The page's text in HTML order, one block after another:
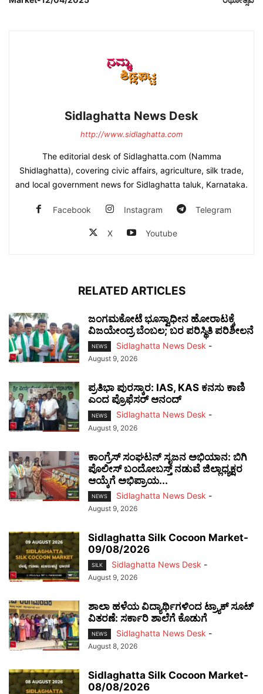
Sidlaghatta News Desk
http://www.sidlaghatta.com
The editorial desk of Sidlaghatta.com (Namma
Shidlaghatta), covering civic affairs, agriculture, silk trade,
and local government news for Sidlaghatta taluk, Karnataka.
Facebook Instagram Telegram
X Youtube
RELATED ARTICLES
ಜಂಗಮಕೋಟೆ ಭೂಸ್ವಾಧೀನ ಹೋರಾಟಕ್ಕೆ
ವಿಜಯೇಂದ್ರ ಬೆಂಬಲ; ಬರ ಪರಿಸ್ಥಿತಿ ಪರಿಶೀಲನೆ
NEWS Sidlaghatta News Desk -
August 9, 2026
ಪ್ರತಿಭಾ ಪುರಸ್ಕಾರ: IAS, KAS ಕನಸು ಕಾಣಿ
ಎಂದ ಪ್ರೊಫೆಸರ್ ಆನಂದ್
NEWS Sidlaghatta News Desk -
August 9, 2026
ಕಾಂಗ್ರೆಸ್ ಸಂಘಟನ್ ಸೃಜನ ಅಭಿಯಾನ: ಬಿಗಿ
ಪೊಲೀಸ್ ಬಂದೋಬಸ್ತ್ ನಡುವೆ ಜಿಲ್ಲಾಧ್ಯಕ್ಷರ
ಆಯ್ಕೆಗೆ ಅಭಿಪ್ರಾಯ...
NEWS Sidlaghatta News Desk -
August 9, 2026
Sidlaghatta Silk Cocoon Market-
09/08/2026
SILK Sidlaghatta News Desk -
August 9, 2026
ಶಾಲಾ ಹಳೆಯ ವಿದ್ಯಾರ್ಥಿಗಳಿಂದ ಟ್ರ್ಯಾಕ್‌ ಸೂಟ್
ವಿತರಣೆ: ಸರ್ಕಾರಿ ಶಾಲೆಗೆ ಕೊಡುಗೆ
NEWS Sidlaghatta News Desk -
August 8, 2026
Sidlaghatta Silk Cocoon Market-
08/08/2026